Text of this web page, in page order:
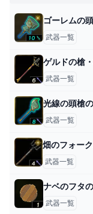
ゴーレムの
武器一覧
ゲルドの槍
武器一覧
光線の頭槍
武器一覧
畑のフォー
武器一覧
ナベのフタ
武器一覧